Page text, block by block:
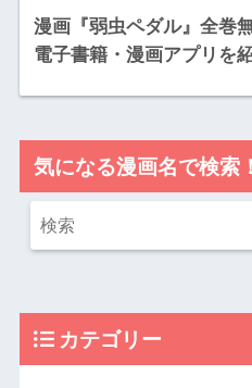
漫画『弱虫ペダル』全巻
電子書籍・漫画アプリを
気になる漫画名で検索！
カテゴリー